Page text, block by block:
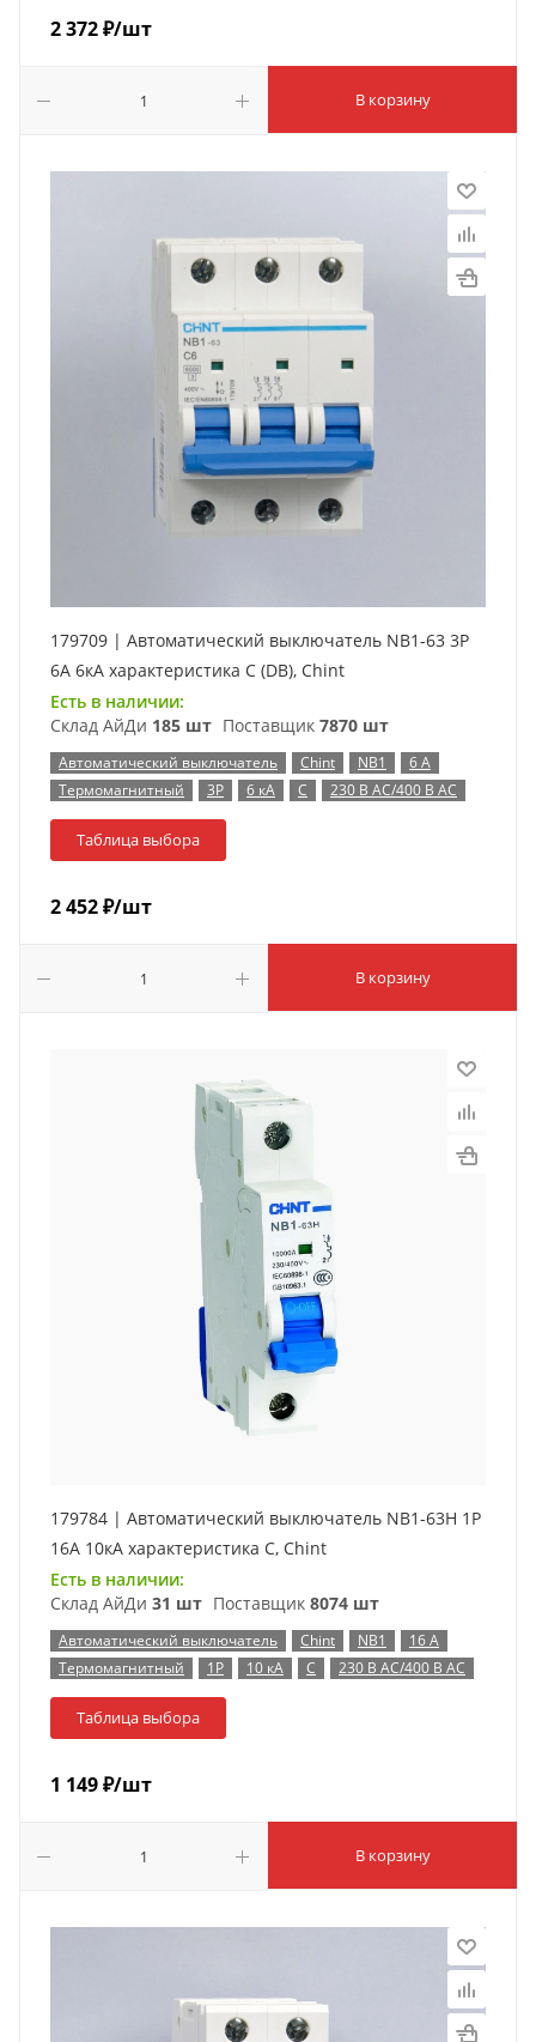
2 372₽/шт
В корзину
179709 | Автоматический выключатель NB1-63 3P
6А 6кА характеристика C (DB), Chint
Есть в наличии:
Склад АйДи 185 шт Поставщик 7870 шт
Автоматический выключатель Chint NB1
6 А
Термомагнитный
3P 6 кА C 230 В AC/400 В AC
Таблица выбора
2 452₽/шт
В корзину
179784 | Автоматический выключатель NB1-63H 1P
16А 10кА характеристика C, Chint
Есть в наличии:
Склад АйДи 31 шт Поставщик 8074 шт
Автоматический выключатель Chint NB1
16 А
Термомагнитный
1P 10 кА C 230 В AC/400 В AC
Таблица выбора
1 149₽/шт
В корзину